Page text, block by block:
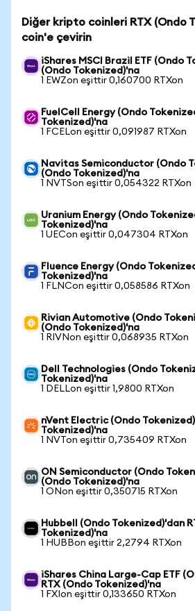
Diğer kripto coinleri RTX (Ondo
coin'e çevirin
iShares MSCI Brazil ETF (Ondo
(Ondo Tokenized)'na
1 EWZon eşittir 0,160700 RTXon
FuelCell Energy (Ondo
Tokenized)'na
1 FCELon eşittir 0,091987 RTXon
Navitas Semiconductor (Ondo
(Ondo Tokenized)'na
1 NVTSon eşittir 0,054322 RTXon
Uranium Energy (Ondo
Tokenized)'na
1 UECon eşittir 0,047304 RTXon
Fluence Energy (Ondo
Tokenized)'na
1 FLNCon eşittir 0,058586 RTXon
Rivian Automotive (Ondo
(Ondo Tokenized)'na
1 RIVNon eşittir 0,068935 RTXon
Dell Technologies (Ondo
Tokenized)'na
1 DELLon eşittir 1,9800 RTXon
nVent Electric (Ondo
Tokenized)'na
1 NVTon eşittir 0,735409 RTXon
ON Semiconductor (Ondo
(Ondo Tokenized)'na
1 ONon eşittir 0,350715 RTXon
Hubbell (Ondo Tokenized)'dan
Tokenized)'na
1 HUBBon eşittir 2,2794 RTXon
iShares China Large-Cap ETF
RTX (Ondo Tokenized)'na
1 FXIon eşittir 0,133650 RTXon